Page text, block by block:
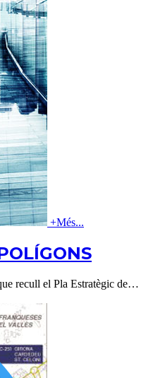
+Més...
recull el Pla Estratègic de…